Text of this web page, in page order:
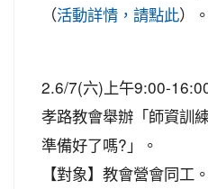
（活動詳情，請點此）。
2.6/7(六)上午9:00-
孝路教會舉辦「師資訓
準備好了嗎?」。
【對象】教會營會同工。